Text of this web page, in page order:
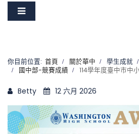
你目前位置: 首頁 關於華中 學生成就
國中部-競賽成績
114學年度臺中市中
Betty 12 六月 2026